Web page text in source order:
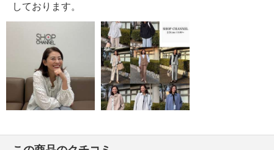
【メンテナンス（ケアラベル）】
・毛玉が生じるおそれあり
【原産国（地）】
・中国製
しております。